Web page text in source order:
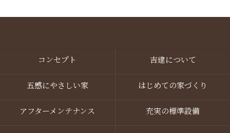
コンセプト 吉建について
五感にやさしい家 はじめての家づくり
アフターメンテナンス 充実の標準設備
資料請求・お問い合わせ